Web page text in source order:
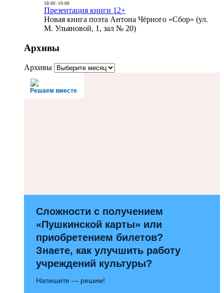
18:00- 19:00
Презентация книги 12+
Новая книга поэта Антона Чёрного «Сбор» (ул.
М. Ульяновой, 1, зал № 20)
Архивы
Архивы
Решаем вместе
Сложности с получением
«Пушкинской карты» или
приобретением билетов?
Знаете, как улучшить работу
учреждений культуры?
Напишите — решим!